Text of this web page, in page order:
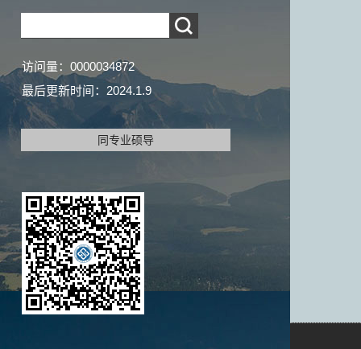
访问量： 0000034872
最后更新时间： 2024.1.9
同专业硕导